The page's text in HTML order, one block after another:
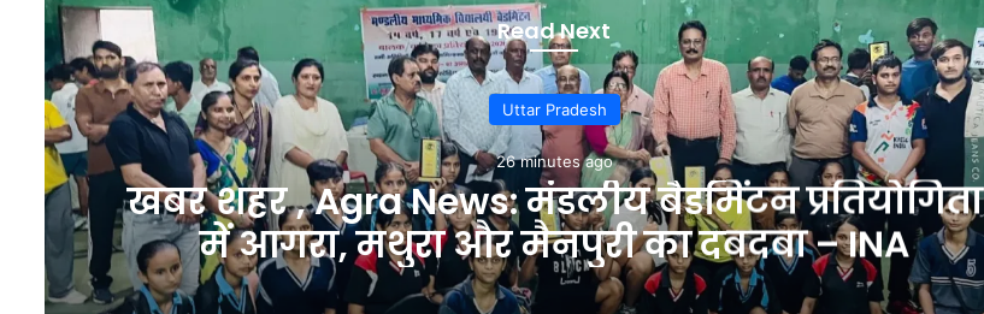
Read Next
Uttar Pradesh
26 minutes ago
खबर शहर , Agra News: मंडलीय बैडमिंटन प्रतियोगिता
में आगरा, मथुरा और मैनपुरी का दबदबा – INA